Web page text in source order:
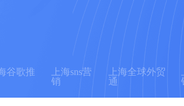
谷歌推
上海sns营
销
上海全球外贸
通